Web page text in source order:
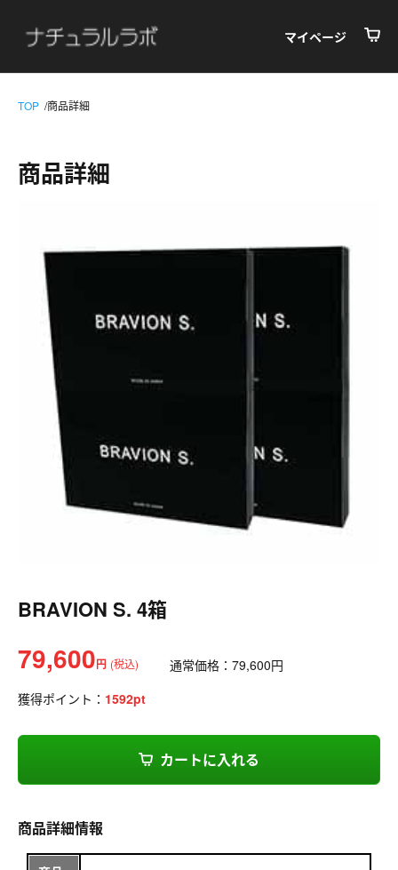
マイページ
TOP 商品詳細
商品詳細
BRAVION S. 4箱
79,600円 (税込) 通常価格： 79,600円
獲得ポイント： 1592pt
カートに入れる
商品詳細情報